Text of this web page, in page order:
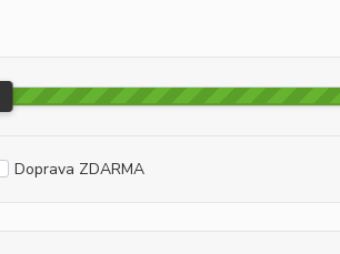
Doprava ZDARMA